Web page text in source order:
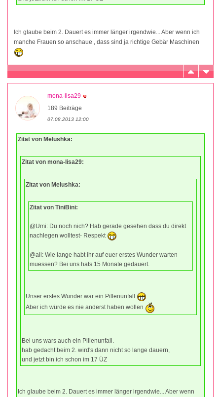
Ich glaube beim 2. Dauert es immer länger irgendwie... Aber wenn ich
manche Frauen so anschaue , dass sind ja richtige Gebär Maschinen
mona-lisa29
189 Beiträge
07.08.2013 12:00
Zitat von Melushka:
Zitat von mona-lisa29:
Zitat von Melushka:
Zitat von TiniBini:
@Umi: Du noch nich? Hab gerade gesehen dass du direkt
nachlegen wolltest- Respekt
@all: Wie lange habt ihr auf euer erstes Wunder warten
muessen? Bei uns hats 15 Monate gedauert.
Unser erstes Wunder war ein Pillenunfall
Aber ich würde es nie anderst haben wollen
Bei uns wars auch ein Pillenunfall.
hab gedacht beim 2. wird's dann nicht so lange dauern,
und jetzt bin ich schon im 17 ÜZ
Ich glaube beim 2. Dauert es immer länger irgendwie... Aber wenn